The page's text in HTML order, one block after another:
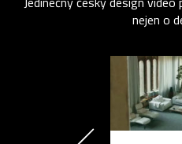
nejen o